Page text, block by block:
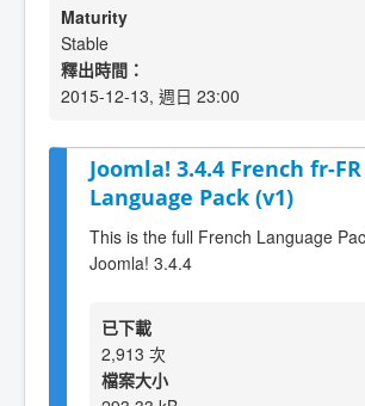
Maturity
Stable
釋出時間：
2015-12-13, 週日 23:00
Joomla! 3.4.4 French fr-FR
Language Pack (v1)
This is the full French Language
Joomla! 3.4.4
已下載
2,913 次
檔案大小